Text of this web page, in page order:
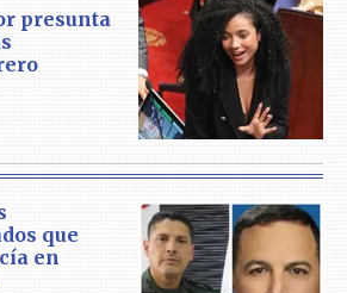
presunta
que
en